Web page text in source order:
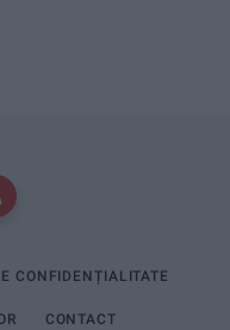
CONFIDENȚIALITATE
CONTACT